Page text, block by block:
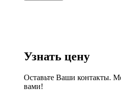
Узнать цену
Оставьте Ваши контакты.
вами!